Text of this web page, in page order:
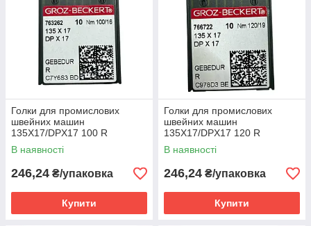
Голки для промислових
швейних машин
135X17/DPX17 100 R
Gebedur Groz-Beckert
В наявності
246,24 ₴/упаковка
Купити
Голки для промислових
швейних машин
135X17/DPX17 120 R
Gebedur Groz-Beckert
В наявності
246,24 ₴/упаковка
Купити